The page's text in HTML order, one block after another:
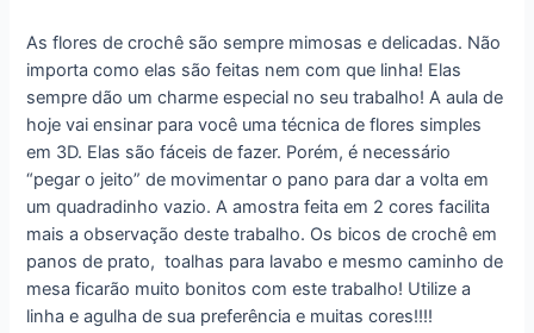
As flores de crochê são sempre mimosas e delicadas. Não
importa como elas são feitas nem com que linha! Elas
sempre dão um charme especial no seu trabalho! A aula de
hoje vai ensinar para você uma técnica de flores simples
em 3D. Elas são fáceis de fazer. Porém, é necessário
“pegar o jeito” de movimentar o pano para dar a volta em
um quadradinho vazio. A amostra feita em 2 cores facilita
mais a observação deste trabalho. Os bicos de crochê em
panos de prato, toalhas para lavabo e mesmo caminho de
mesa ficarão muito bonitos com este trabalho! Utilize a
linha e agulha de sua preferência e muitas cores!!!!